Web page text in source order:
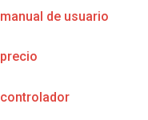
manual de usuario
precio
controlador